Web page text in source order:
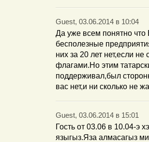
Guest, 03.06.2014 в 10:04
Да уже всем понятно
бесполезные
них за 20 лет нет,если
флагами.Но этим
поддерживал,был
вас нет,и ни сколько не
Guest, 03.06.2014 в 15:01
Гость от 03.06 в 10.04-э
языгыз.Яза алмасагыз